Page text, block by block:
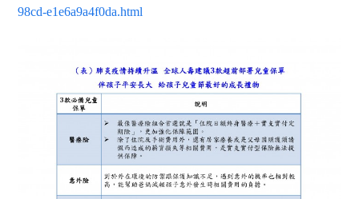
98cd-e1e6a9a4f0da.html